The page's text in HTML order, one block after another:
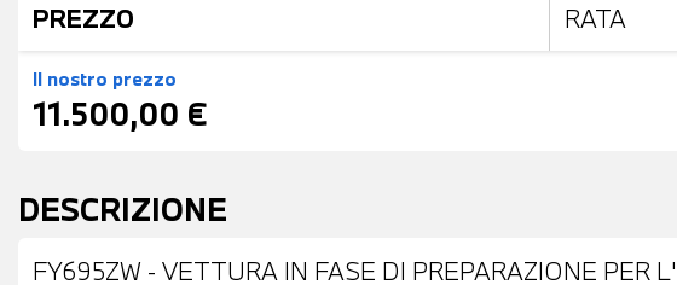
PREZZO RATA
Il nostro prezzo
11.500,00 €
DESCRIZIONE
FY695ZW - VETTURA IN FASE DI PREPARAZIONE PER